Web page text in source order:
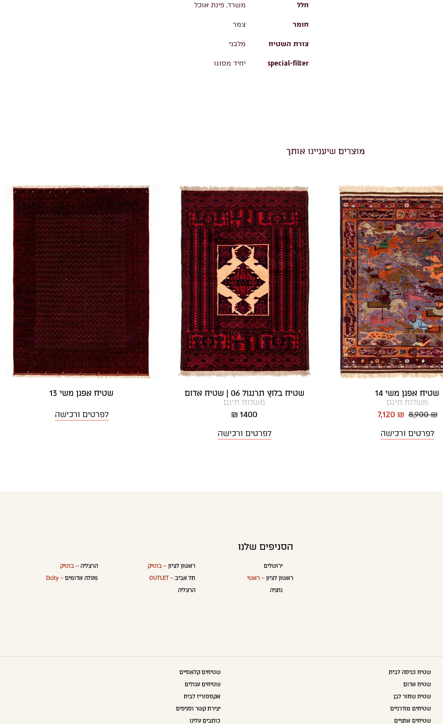
חלל משרד, פינת אוכל
חומר צמר
צורת השטיח מלבני
special-filter יחיד מסוגו
מוצרים שיעניינו אותך
שטיח אפגן משי 14
משלוח חינם
8,900 ₪
7,120 ₪
לפרטים ורכישה
שטיח בלוץ תרנגול 06 | שטיח אדום
משלוח חינם
1400 ₪
לפרטים ורכישה
שטיח אפגן משי 13
לפרטים ורכישה
הסניפים שלנו
ירושלים
ראשון לציון – ראשי
נתניה
ראשון לציון– בוטיק
תל אביב– OUTLET
הרצליה
הרצליה– בוטיק
מעלה אדומים – Dcity
שטיח כניסה לבית
שטיח אדום
שטיח שחור לבן
שטיחים מודרניים
שטיחים אתניים
שטיחים קלאסיים
שטיחים עגולים
אקססוריז לבית
יצירת קשר וסניפים
כותבים עלינו